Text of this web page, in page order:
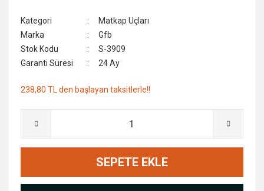
Kategori
Matkap Uçları
Marka
Gfb
Stok Kodu
S-3909
Garanti Süresi
24 Ay
238,80 TL den başlayan taksitlerle!!
SEPETE EKLE